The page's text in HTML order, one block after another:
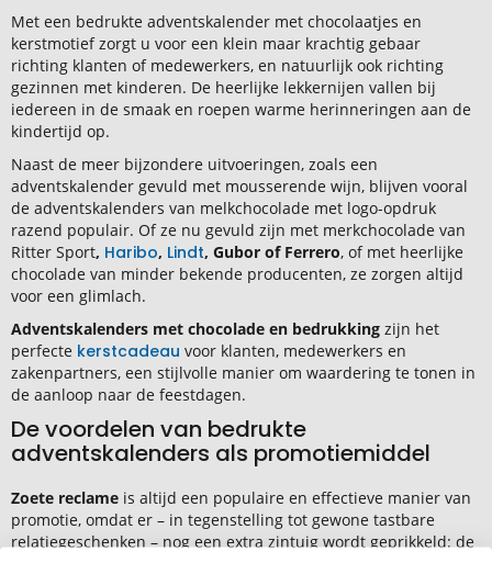
Met een bedrukte adventskalender met chocolaatjes en
kerstmotief zorgt u voor een klein maar krachtig gebaar
richting klanten of medewerkers, en natuurlijk ook richting
gezinnen met kinderen. De heerlijke lekkernijen vallen bij
iedereen in de smaak en roepen warme herinneringen aan de
kindertijd op.
Naast de meer bijzondere uitvoeringen, zoals een
adventskalender gevuld met mousserende wijn, blijven vooral
de adventskalenders van melkchocolade met logo-opdruk
razend populair. Of ze nu gevuld zijn met merkchocolade van
Ritter Sport, Haribo, Lindt, Gubor of Ferrero, of met heerlijke
chocolade van minder bekende producenten, ze zorgen altijd
voor een glimlach.
Adventskalenders met chocolade en bedrukking zijn het
perfecte kerstcadeau voor klanten, medewerkers en
zakenpartners, een stijlvolle manier om waardering te tonen in
de aanloop naar de feestdagen.
De voordelen van bedrukte
adventskalenders als promotiemiddel
Zoete reclame is altijd een populaire en effectieve manier van
promotie, omdat er – in tegenstelling tot gewone tastbare
relatiegeschenken – nog een extra zintuig wordt geprikkeld: de